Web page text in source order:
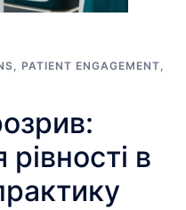
, PATIENT ENGAGEMENT,
в